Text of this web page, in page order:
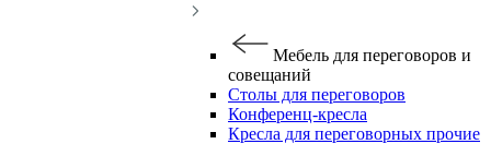
Мебель для переговоров и
совещаний
Столы для переговоров
Конференц-кресла
Кресла для переговорных прочие